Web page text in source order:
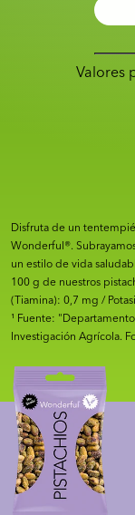
Valores
Disfruta de un
Wonderful®.
un estilo de vida
100 g de nuestros
(Tiamina): 0,7 mg /
¹ Fuente:
Investigación Agrícola.